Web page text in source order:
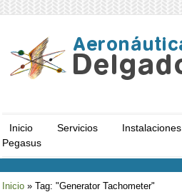
Inicio Servicios Instalaciones
Pegasus
Inicio » Tag: "Generator Tachometer"